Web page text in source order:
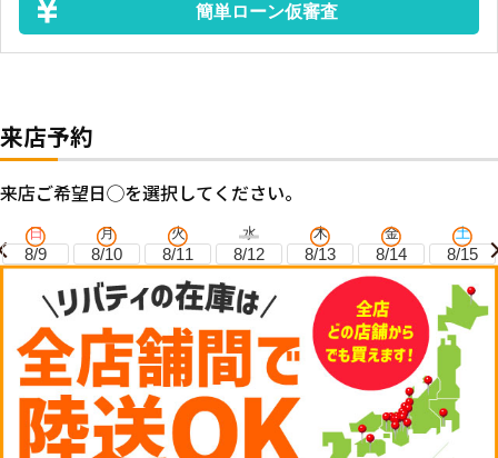
簡単ローン仮審査
来店予約
来店ご希望日◯を選択してください。
日
8/9
月
8/10
火
8/11
水
8/12
木
8/13
金
8/14
土
8/15